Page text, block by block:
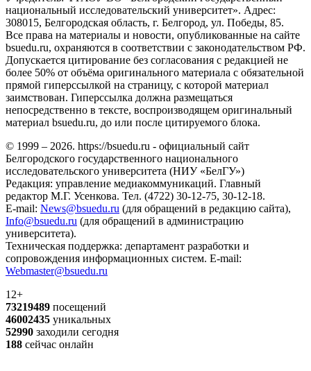
национальный исследовательский университет». Адрес:
308015, Белгородская область, г. Белгород, ул. Победы, 85.
Все права на материалы и новости, опубликованные на сайте
bsuedu.ru, охраняются в соответствии с законодательством РФ.
Допускается цитирование без согласования с редакцией не
более 50% от объёма оригинального материала с обязательной
прямой гиперссылкой на страницу, с которой материал
заимствован. Гиперссылка должна размещаться
непосредственно в тексте, воспроизводящем оригинальный
материал bsuedu.ru, до или после цитируемого блока.
© 1999 – 2026. https://bsuedu.ru - официальный сайт
Белгородского государственного национального
исследовательского университета (НИУ «БелГУ»)
Редакция: управление медиакоммуникаций. Главный
редактор М.Г. Усенкова. Тел. (4722) 30-12-75, 30-12-18.
E-mail: News@bsuedu.ru (для обращений в редакцию сайта),
Info@bsuedu.ru (для обращений в администрацию
университета).
Техническая поддержка: департамент разработки и
сопровождения информационных систем. E-mail:
Webmaster@bsuedu.ru
12+
73219489 посещений
46002435 уникальных
52990 заходили сегодня
188 сейчас онлайн